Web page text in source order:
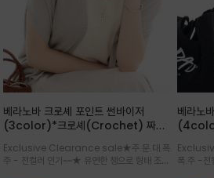
베라노바 크로셰 포인트 썬바이저
(3color)*크로셰(Crochet) 짜임
미닌한 무드를 연출/벨크로 타입이라 휴
대도 간편
Exclusive Clearance sale★주.문.대.폭.
주 - 전컬러 인기~~★ 유연한 챙으로 형태 조절
베라노
쾌적하
일링에
폭.주 -전